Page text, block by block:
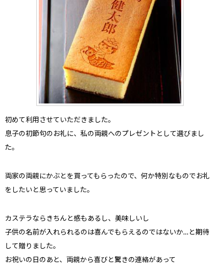
初めて利用させていただきました。
息子の初節句のお礼に、私の両親へのプレゼント として選びまし
た。
両家の両親にかぶとを買ってもらったので、何か特別なものでお礼
をしたいと思っていました。
カステラならきちんと感もあるし、美味しいし
子供の名前が入れられるのは喜んでもらえるのではないか…と期待
して贈りました。
お祝いの日のあと、両親から喜びと驚きの連絡があって